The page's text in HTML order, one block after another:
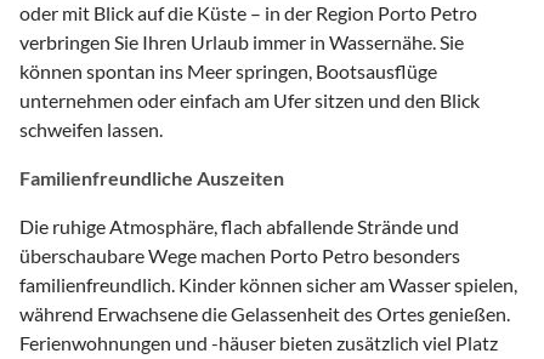
oder mit Blick auf die Küste – in der Region Porto Petro
verbringen Sie Ihren Urlaub immer in Wassernähe. Sie
können spontan ins Meer springen, Bootsausflüge
unternehmen oder einfach am Ufer sitzen und den Blick
schweifen lassen.
Familienfreundliche Auszeiten
Die ruhige Atmosphäre, flach abfallende Strände und
überschaubare Wege machen Porto Petro besonders
familienfreundlich. Kinder können sicher am Wasser spielen,
während Erwachsene die Gelassenheit des Ortes genießen.
Ferienwohnungen und -häuser bieten zusätzlich viel Platz